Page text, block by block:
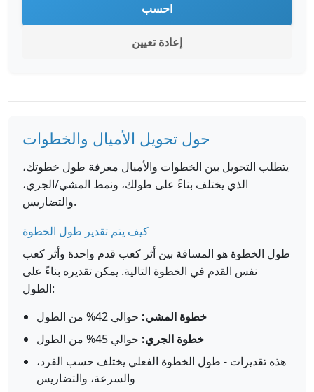
احسب
إعادة تعيين
حول تحويل الأميال والخطوات
يتطلب التحويل بين الخطوات والأميال معرفة طول خطوتك،
الذي يختلف بناءً على طولك، ونمط المشي/الجري،
والتضاريس.
كيف يتم تقدير طول الخطوة
طول الخطوة هو المسافة بين أثر كعب قدم واحدة وأثر كعب
نفس القدم في الخطوة التالية. يمكن تقديره بناءً على
الطول:
خطوة المشي: حوالي 42% من الطول
خطوة الجري: حوالي 45% من الطول
هذه تقديرات - طول الخطوة الفعلي يختلف حسب الفرد،
والسرعة، والتضاريس